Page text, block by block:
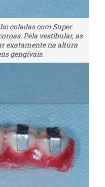
coladas com Super
Pela vestibular, as
exatamente na altura
gengivais.